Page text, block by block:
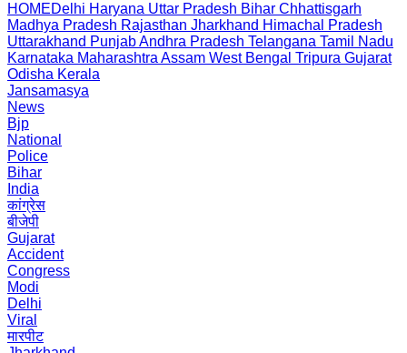
HOMEDelhi Haryana Uttar Pradesh Bihar Chhattisgarh
Madhya Pradesh Rajasthan Jharkhand Himachal Pradesh
Uttarakhand PunjabAndhra Pradesh Telangana Tamil Nadu
Karnataka Maharashtra Assam West Bengal Tripura Gujarat
Odisha Kerala
Jansamasya
News
Bjp
National
Police
Bihar
India
कांग्रेस
बीजेपी
Gujarat
Accident
Congress
Modi
Delhi
Viral
मारपीट